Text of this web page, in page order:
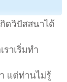
ดวิปัสสนาได้
าเริ่มทำ
แต่ท่านไม่รู้